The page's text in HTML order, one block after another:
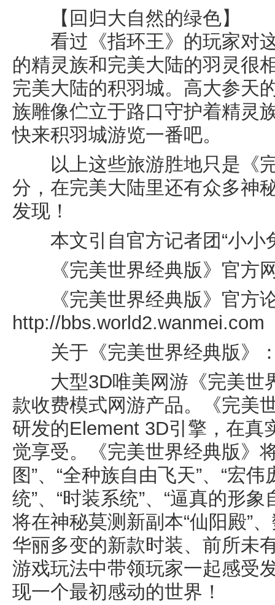
【回归大自然的绿色】
看过《指环王》的玩家对这
的精灵族和完美大陆的羽灵很
完美大陆的积羽城。高大参天
族雕像伫立于路口守护着精灵
快来积羽城游览一番吧。
以上这些旅游胜地只是《完
分，在完美大陆里还有众多神
发现！
本文引自官方记者团“小小
《完美世界经典版》官方
《完美世界经典版》官方
http://bbs.world2.wanmei.com
关于《完美世界经典版》
大型3D唯美网游《完美世
款收费模式网游产品。《完美
研发的Element 3D引擎，在真
觉享受。《完美世界经典版》
图”、“全种族自由飞天”、“宏
统”、“时装系统”、“逼真的形
将在神秘莫测新副本“仙阳殿”
华丽多变的新款时装、前所未
游戏玩法中带领玩家一起感受
现一个最初感动的世界！